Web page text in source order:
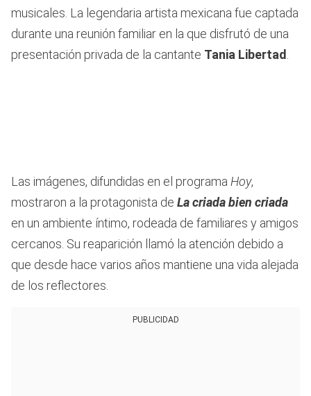
musicales. La legendaria artista mexicana fue captada
durante una reunión familiar en la que disfrutó de una
presentación privada de la cantante Tania Libertad
Las imágenes, difundidas en el programa Hoy,
mostraron a la protagonista de La criada bien criada
en un ambiente íntimo, rodeada de familiares y amigos
cercanos. Su reaparición llamó la atención debido a
que desde hace varios años mantiene una vida alejada
de los reflectores.
PUBLICIDAD